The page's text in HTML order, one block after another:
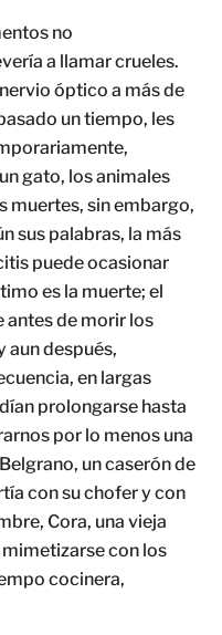
no
a llamar crueles.
óptico a más de
un tiempo, les
gato, los animales
muertes, sin embargo,
sus palabras, la más
puede ocasionar
es la muerte; el
antes de morir los
aun después,
en largas
prolongarse hasta
por lo menos una
un caserón de
con su chofer y con
Cora, una vieja
con los
cocinera,